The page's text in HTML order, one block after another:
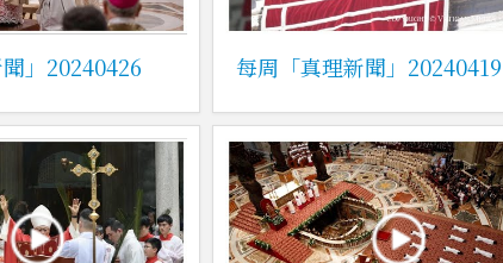
」20240426 每周「真理新聞」20240419